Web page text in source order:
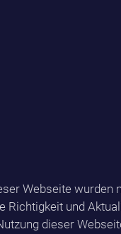
Webseite
und
dieser